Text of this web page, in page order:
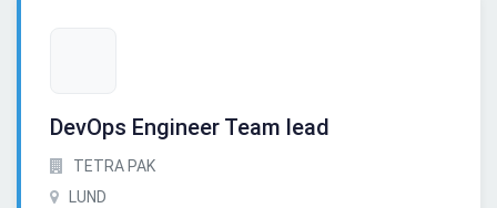
DevOps Engineer Team lead
TETRA PAK
LUND